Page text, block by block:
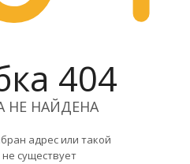
404
НЕ НАЙДЕНА
адрес или такой
существует